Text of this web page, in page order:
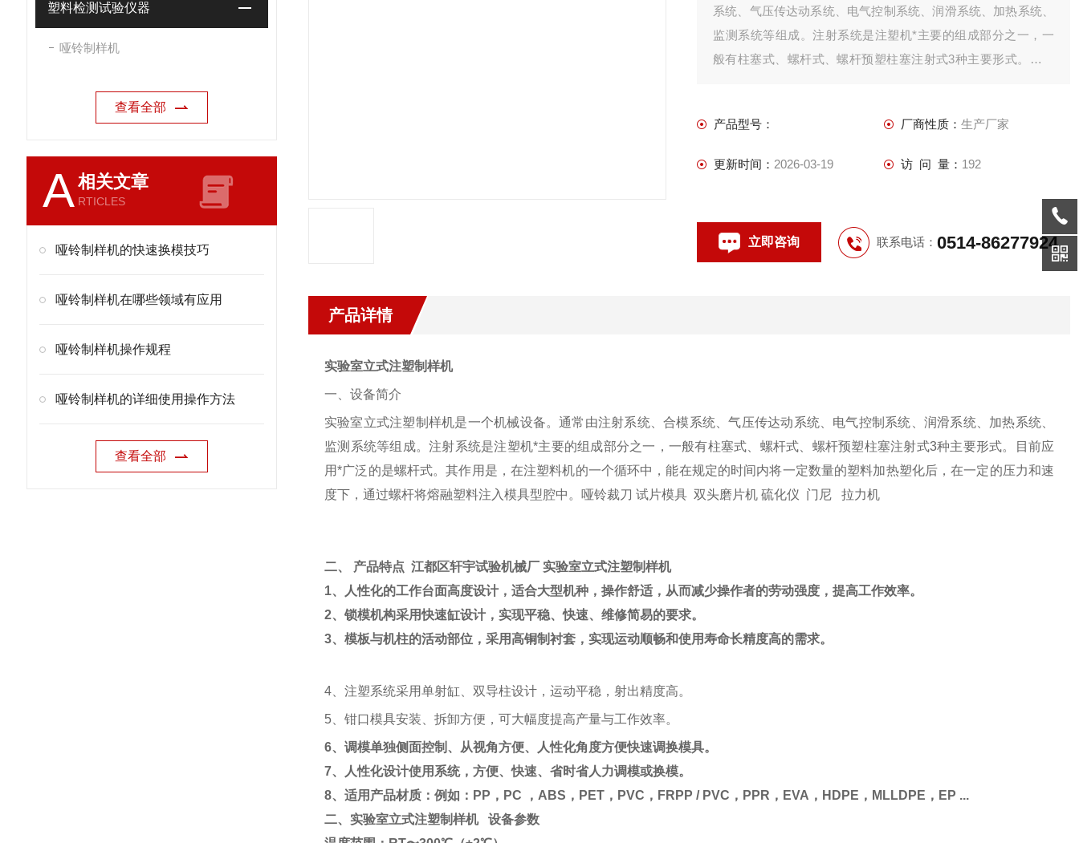
塑料检测试验仪器
哑铃制样机
查看全部
A相关文章
RTICLES
哑铃制样机的快速换模技巧
哑铃制样机在哪些领域有应用
哑铃制样机操作规程
哑铃制样机的详细使用操作方法
查看全部
系统、气压传达动系统、电气控制系统、润滑系统、加热系统、
监测系统等组成。注射系统是注塑机*主要的组成部分之一，一
般有柱塞式、螺杆式、螺杆预塑柱塞注射式3种主要形式。目前
和速度下，通过螺杆将熔融
产品型号： 厂商性质： 生产厂家
更新时间： 2026-03-19 访 问 量： 192
立即咨询 联系电话： 0514-86277924
产品详情
实验室立式注塑制样机
一、设备简介
实验室立式注塑制样机是一个机械设备。通常由注射系统、合模系统、气压传达动系统、电气控制系统、润滑系统、加热系统、
监测系统等组成。注射系统是注塑机*主要的组成部分之一，一般有柱塞式、螺杆式、螺杆预塑柱塞注射式3种主要形式。目前应
用*广泛的是螺杆式。其作用是，在注塑料机的一个循环中，能在规定的时间内将一定数量的塑料加热塑化后，在一定的压力和速
度下，通过螺杆将熔融塑料注入模具型腔中。哑铃裁刀 试片模具 双头磨片机 硫化仪 门尼 拉力机
二、 产品特点 江都区轩宇试验机械厂 实验室立式注塑制样机
1、人性化的工作台面高度设计，适合大型机种，操作舒适，从而减少操作者的劳动强度，提高工作效率。
2、锁模机构采用快速缸设计，实现平稳、快速、维修简易的要求。
3、模板与机柱的活动部位，采用高铜制衬套，实现运动顺畅和使用寿命长精度高的需求。
4、注塑系统采用单射缸、双导柱设计，运动平稳，射出精度高。
5、钳口模具安装、拆卸方便，可大幅度提高产量与工作效率。
6、调模单独侧面控制、从视角方便、人性化角度方便快速调换模具。
7、人性化设计使用系统，方便、快速、省时省人力调模或换模。
8、适用产品材质：例如：PP，PC ，ABS，PET，PVC，FRPP / PVC，PPR，EVA，HDPE，MLLDPE，EP ...
二、 实验室立式注塑制样机
设备参数